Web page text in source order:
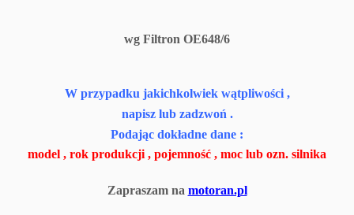
wg Filtron OE648/6
W przypadku jakichkolwiek wątpliwości ,
napisz lub zadzwoń .
Podając dokładne dane :
model , rok produkcji , pojemność , moc lub ozn. silnika
Zapraszam na motoran.pl